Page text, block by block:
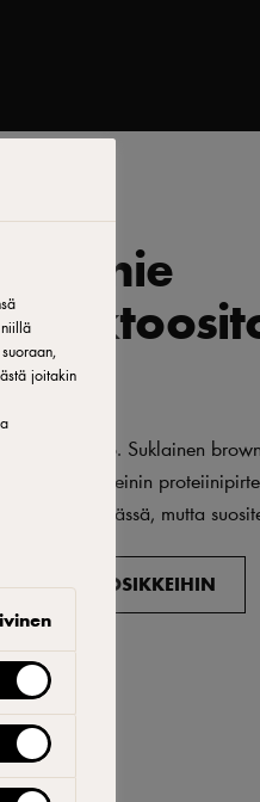
Suklainen
Arla Proteinin
lämpimässä, mutta
LISÄÄ SUOSIKKEIHIN
joitakin